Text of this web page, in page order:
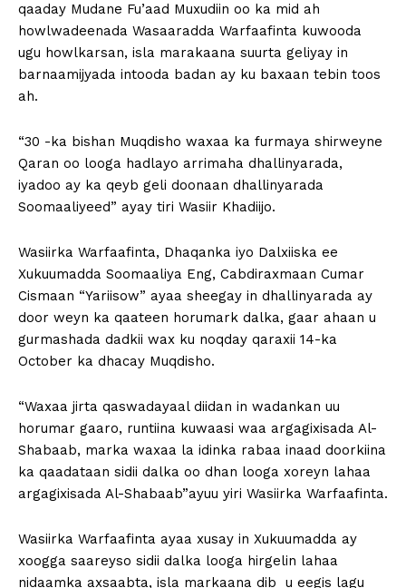
qaaday Mudane Fu’aad Muxudiin oo ka mid ah
howlwadeenada Wasaaradda Warfaafinta kuwooda
ugu howlkarsan, isla marakaana suurta geliyay in
barnaamijyada intooda badan ay ku baxaan tebin toos
ah.
“30 -ka bishan Muqdisho waxaa ka furmaya shirweyne
Qaran oo looga hadlayo arrimaha dhallinyarada,
iyadoo ay ka qeyb geli doonaan dhallinyarada
Soomaaliyeed” ayay tiri Wasiir Khadiijo.
Wasiirka Warfaafinta, Dhaqanka iyo Dalxiiska ee
Xukuumadda Soomaaliya Eng, Cabdiraxmaan Cumar
Cismaan “Yariisow” ayaa sheegay in dhallinyarada ay
door weyn ka qaateen horumark dalka, gaar ahaan u
gurmashada dadkii wax ku noqday qaraxii 14-ka
October ka dhacay Muqdisho.
“Waxaa jirta qaswadayaal diidan in wadankan uu
horumar gaaro, runtiina kuwaasi waa argagixisada Al-
Shabaab, marka waxaa la idinka rabaa inaad doorkiina
ka qaadataan sidii dalka oo dhan looga xoreyn lahaa
argagixisada Al-Shabaab”ayuu yiri Wasiirka Warfaafinta.
Wasiirka Warfaafinta ayaa xusay in Xukuumadda ay
xoogga saareyso sidii dalka looga hirgelin lahaa
nidaamka axsaabta, isla markaana dib u eegis lagu